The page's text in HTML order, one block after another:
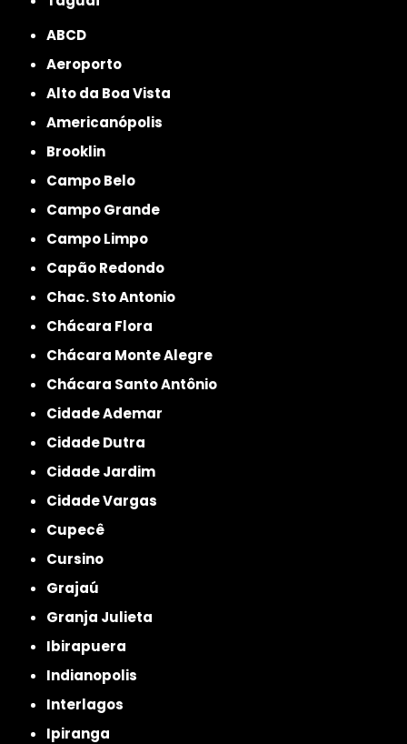
ABCD
Aeroporto
Alto da Boa Vista
Americanópolis
Brooklin
Campo Belo
Campo Grande
Campo Limpo
Capão Redondo
Chac. Sto Antonio
Chácara Flora
Chácara Monte Alegre
Chácara Santo Antônio
Cidade Ademar
Cidade Dutra
Cidade Jardim
Cidade Vargas
Cupecê
Cursino
Grajaú
Granja Julieta
Ibirapuera
Indianopolis
Interlagos
Ipiranga